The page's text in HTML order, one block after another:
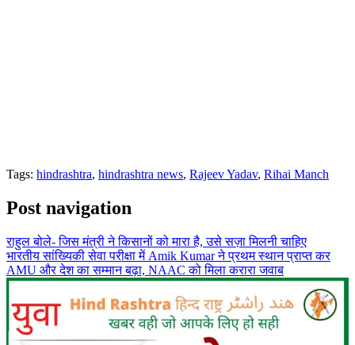
Tags: hindrashtra, hindrashtra news, Rajeev Yadav, Rihai Manch
Post navigation
राहुल बोले- जिस मंत्री ने किसानों को मारा है, उसे सज़ा मिलनी चाहिए
भारतीय सांख्यिकी सेवा परीक्षा में Amik Kumar ने प्रथम स्थान प्राप्त कर
AMU और देश का सम्मान बढ़ा, NAAC को मिला करारा जवाब